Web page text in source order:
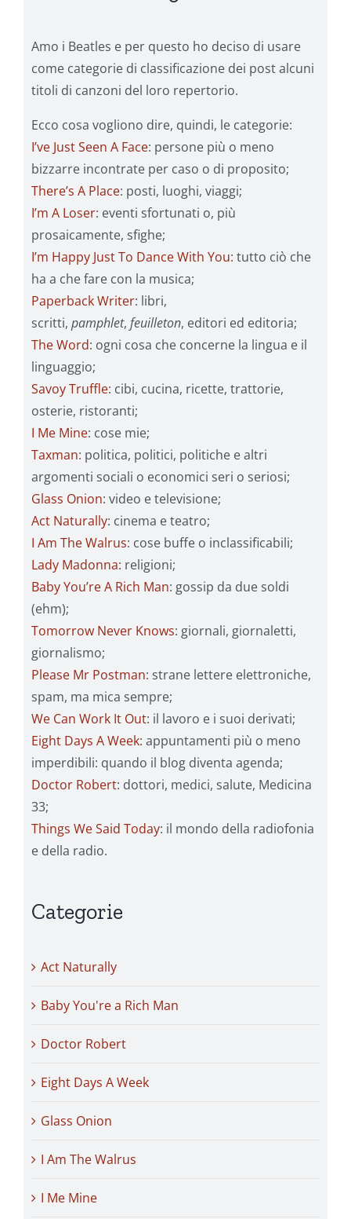
Amo i Beatles e per questo ho deciso di usare
come categorie di classificazione dei post alcuni
titoli di canzoni del loro repertorio.
Ecco cosa vogliono dire, quindi, le categorie:
I’ve Just Seen A Face: persone più o meno
bizzarre incontrate per caso o di proposito;
There’s A Place: posti, luoghi, viaggi;
I’m A Loser: eventi sfortunati o, più
prosaicamente, sfighe;
I’m Happy Just To Dance With You: tutto ciò che
ha a che fare con la musica;
Paperback Writer: libri,
scritti, pamphlet, feuilleton, editori ed editoria;
The Word: ogni cosa che concerne la lingua e il
linguaggio;
Savoy Truffle: cibi, cucina, ricette, trattorie,
osterie, ristoranti;
I Me Mine: cose mie;
Taxman: politica, politici, politiche e altri
argomenti sociali o economici seri o seriosi;
Glass Onion: video e televisione;
Act Naturally: cinema e teatro;
I Am The Walrus: cose buffe o inclassificabili;
Lady Madonna: religioni;
Baby You’re A Rich Man: gossip da due soldi
(ehm);
Tomorrow Never Knows: giornali, giornaletti,
giornalismo;
Please Mr Postman: strane lettere elettroniche,
spam, ma mica sempre;
We Can Work It Out: il lavoro e i suoi derivati;
Eight Days A Week: appuntamenti più o meno
imperdibili: quando il blog diventa agenda;
Doctor Robert: dottori, medici, salute, Medicina
33;
Things We Said Today: il mondo della radiofonia
e della radio.
Categorie
Act Naturally
Baby You're a Rich Man
Doctor Robert
Eight Days A Week
Glass Onion
I Am The Walrus
I Me Mine